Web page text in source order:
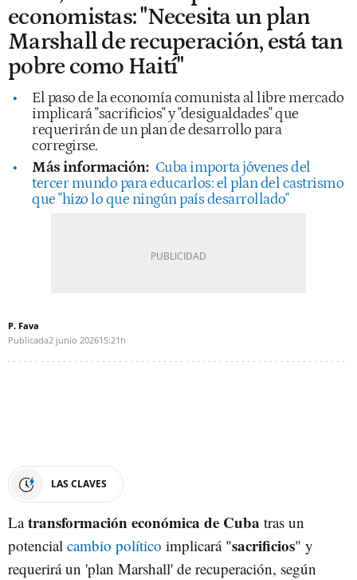
economistas: "Necesita un plan
Marshall de recuperación, está tan
pobre como Haití"
El paso de la economía comunista al libre mercado
implicará "sacrificios" y "desigualdades" que
requerirán de un plan de desarrollo para
corregirse.
Más información: Cuba importa jóvenes del
tercer mundo para educarlos: el plan del castrismo
que "hizo lo que ningún país desarrollado"
P. Fava
Publicada2 junio 202615:21h
LAS CLAVES
Latransformación económica de Cuba tras un
potencial cambio político implicará "sacrificios" y
requerirá un 'plan Marshall' de recuperación, según